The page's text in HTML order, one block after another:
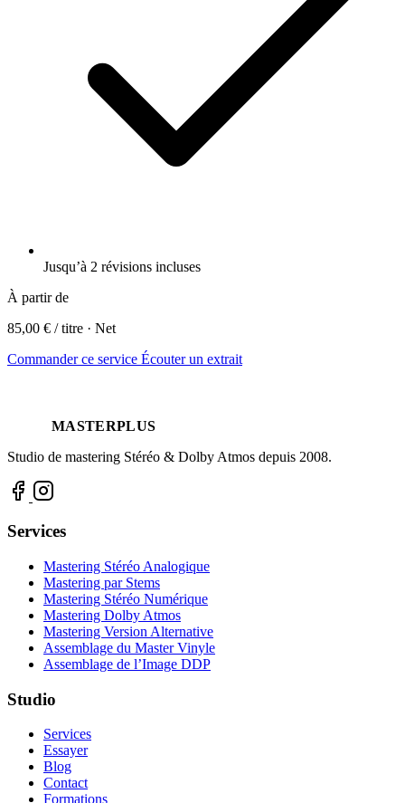
Jusqu’à 2 révisions incluses
À partir de
85,00 € / titre · Net
Commander ce service Écouter un extrait
MASTERPLUS
Studio de mastering Stéréo & Dolby Atmos depuis 2008.
Services
Mastering Stéréo Analogique
Mastering par Stems
Mastering Stéréo Numérique
Mastering Dolby Atmos
Mastering Version Alternative
Assemblage du Master Vinyle
Assemblage de l’Image DDP
Studio
Services
Essayer
Blog
Contact
Formations